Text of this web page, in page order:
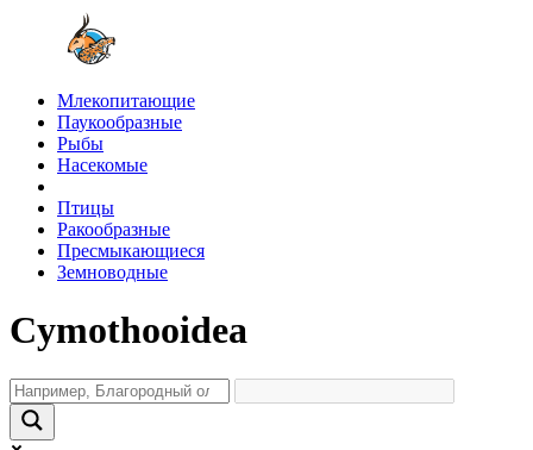
Млекопитающие
Паукообразные
Рыбы
Насекомые
Птицы
Ракообразные
Пресмыкающиеся
Земноводные
Cymothooidea